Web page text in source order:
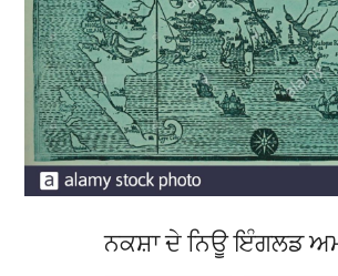
ਨਕਸ਼ਾ ਦੇ ਨਿਊ ਇੰਗਲਡ